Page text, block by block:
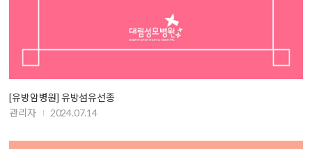
[유방암병원] 유방섬유선종
관리자
2024.07.14